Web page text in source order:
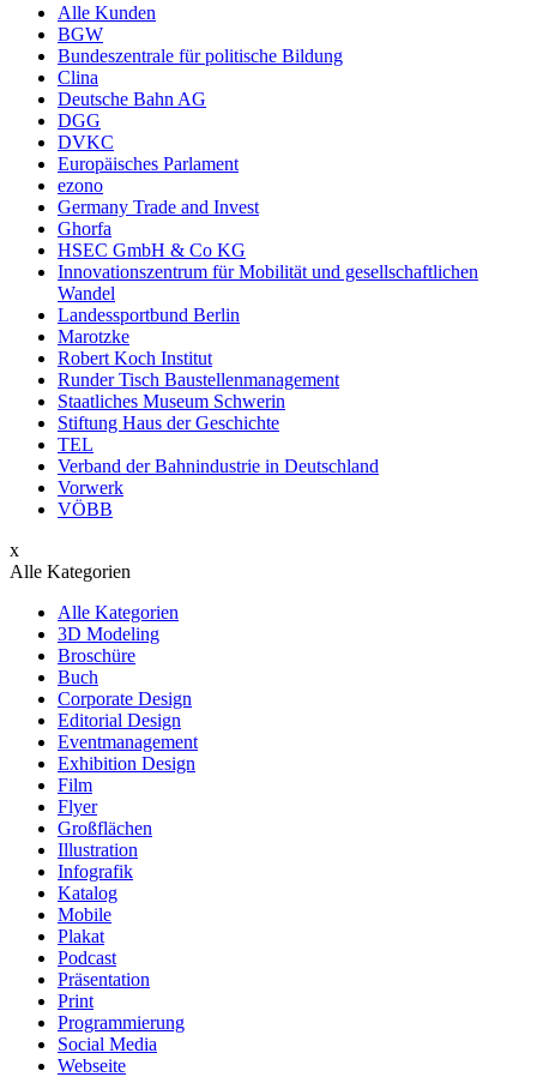
Alle Kunden
BGW
Bundeszentrale für politische Bildung
Clina
Deutsche Bahn AG
DGG
DVKC
Europäisches Parlament
ezono
Germany Trade and Invest
Ghorfa
HSEC GmbH & Co KG
Innovationszentrum für Mobilität und gesellschaftlichen
Wandel
Landessportbund Berlin
Marotzke
Robert Koch Institut
Runder Tisch Baustellenmanagement
Staatliches Museum Schwerin
Stiftung Haus der Geschichte
TEL
Verband der Bahnindustrie in Deutschland
Vorwerk
VÖBB
x
Alle Kategorien
Alle Kategorien
3D Modeling
Broschüre
Buch
Corporate Design
Editorial Design
Eventmanagement
Exhibition Design
Film
Flyer
Großflächen
Illustration
Infografik
Katalog
Mobile
Plakat
Podcast
Präsentation
Print
Programmierung
Social Media
Webseite